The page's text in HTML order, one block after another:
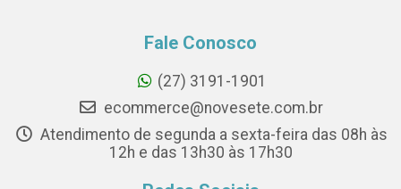
Fale Conosco
(27) 3191-1901
ecommerce@novesete.com.br
Atendimento de segunda a sexta-feira das 08h às
12h e das 13h30 às 17h30